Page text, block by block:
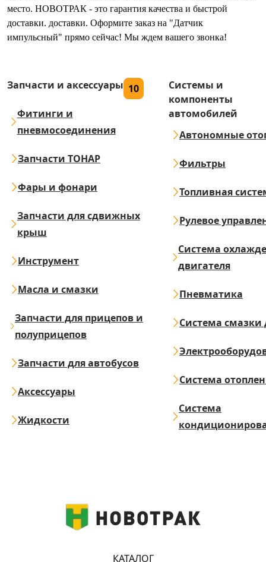
место. НОВОТРАК - это гарантия качества и быстрой
доставки. доставки. Оформите заказ на "Датчик
импульсный" прямо сейчас! Мы ждем вашего звонка!
Запчасти и аксессуары 10
Фитинги и
пневмосоединения
Запчасти ТОНАР
Фары и фонари
Запчасти для сдвижных
крыш
Инструмент
Масла и смазки
Запчасти для прицепов и
полуприцепов
Запчасти для автобусов
Аксессуары
Жидкости
Системы и
компоненты
автомобилей
Автономные
Фильтры
Топливная
Рулевое
Система
двигателя
Пневматика
Система смазки
Система
Система
КАТАЛОГ